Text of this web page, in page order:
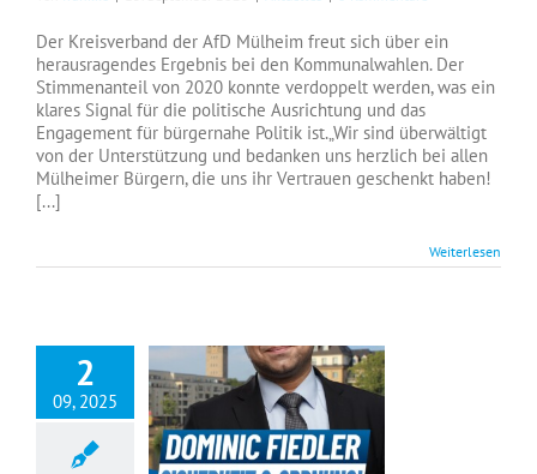
Der Kreisverband der AfD Mülheim freut sich über ein
herausragendes Ergebnis bei den Kommunalwahlen. Der
Stimmenanteil von 2020 konnte verdoppelt werden, was ein
klares Signal für die politische Ausrichtung und das
Engagement für bürgernahe Politik ist.„Wir sind überwältigt
von der Unterstützung und bedanken uns herzlich bei allen
Mülheimer Bürgern, die uns ihr Vertrauen geschenkt haben!
[...]
Weiterlesen
2
09, 2025